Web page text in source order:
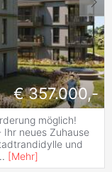
€ 357.000,-
möglich!
Ihr neues Zuhause
und
[Mehr]